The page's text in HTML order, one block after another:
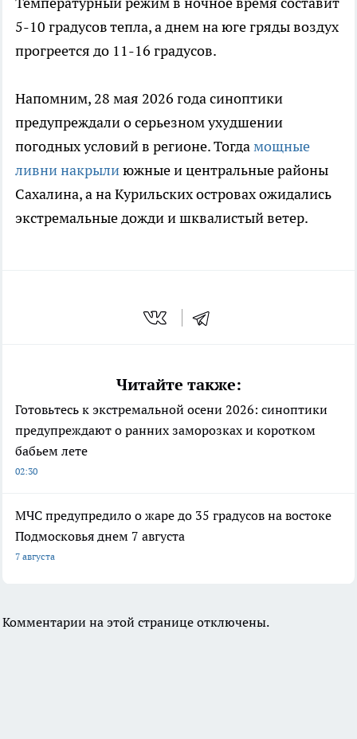
5-10 градусов тепла, а днем на юге гряды воздух
прогреется до 11-16 градусов.
Напомним, 28 мая 2026 года синоптики
предупреждали о серьезном ухудшении
погодных условий в регионе. Тогдамощные
ливни накрылиюжные и центральные районы
Сахалина, а на Курильских островах ожидались
экстремальные дожди и шквалистый ветер.
Читайте также:
Готовьтесь к экстремальной осени 2026: синоптики
предупреждают о ранних заморозках и коротком
бабьем лете
02:30
МЧС предупредило о жаре до 35 градусов на востоке
Подмосковья днем 7 августа
7 августа
Комментарии на этой странице отключены.